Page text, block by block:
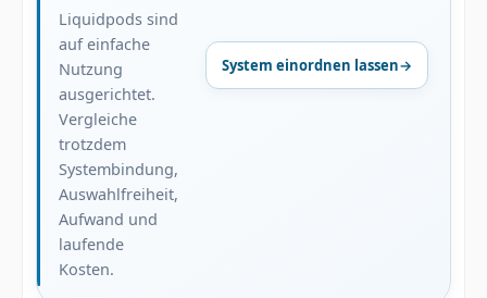
Liquidpods sind
auf einfache
Nutzung
ausgerichtet.
Vergleiche
trotzdem
Systembindung,
Auswahlfreiheit,
Aufwand und
laufende
Kosten.
System einordnen lassen→